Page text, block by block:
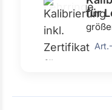
für